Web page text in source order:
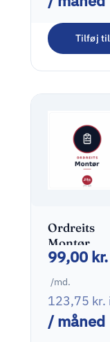
Tilføj
Ordreits
Montør
99,00 kr.
/md.
123,75 kr.
/ måned